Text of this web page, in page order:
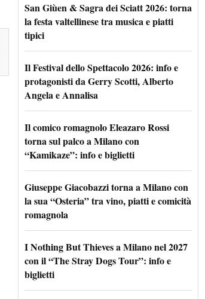
San Giùen & Sagra dei Sciatt 2026: torna
la festa valtellinese tra musica e piatti
tipici
Il Festival dello Spettacolo 2026: info e
protagonisti da Gerry Scotti, Alberto
Angela e Annalisa
Il comico romagnolo Eleazaro Rossi
torna sul palco a Milano con
“Kamikaze”: info e biglietti
Giuseppe Giacobazzi torna a Milano con
la sua “Osteria” tra vino, piatti e comicità
romagnola
I Nothing But Thieves a Milano nel 2027
con il “The Stray Dogs Tour”: info e
biglietti